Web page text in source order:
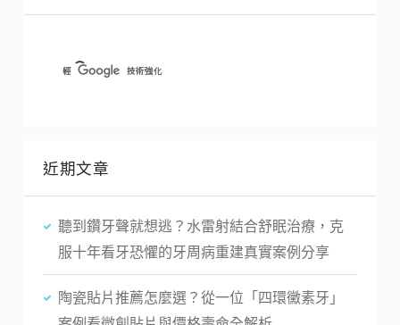
近期文章
聽到鑽牙聲就想逃？水雷射結合舒眠治療，克
服十年看牙恐懼的牙周病重建真實案例分享
陶瓷貼片推薦怎麼選？從一位「四環黴素牙」